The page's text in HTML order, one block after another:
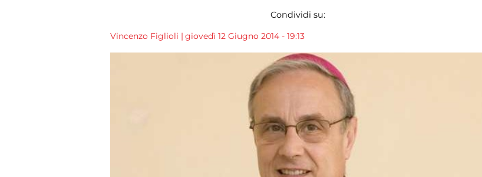
Condividi su:
Vincenzo Figlioli | giovedì 12 Giugno 2014 - 19:13